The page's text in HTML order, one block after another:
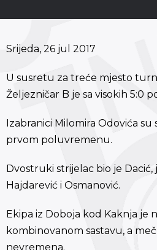
Srijeda, 26 jul 2017
U susretu za treće mjesto
Željezničar B je sa visokih 5:0
Izabranici Milomira Odovića
prvom poluvremenu.
Dvostruki strijelac bio je Dacić,
Hajdarević i Osmanović.
Ekipa iz Doboja kod Kaknja je
kombinovanom sastavu, a
nevremena.